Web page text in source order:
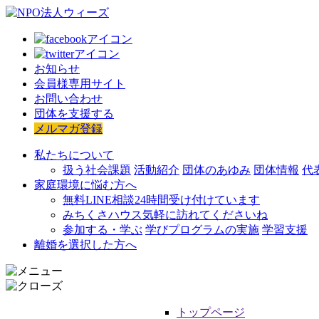
お知らせ
会員様専用サイト
お問い合わせ
団体を支援する
メルマガ登録
私たちについて
扱う社会課題 活動紹介 団体のあゆみ 団体情報 代
家庭環境に悩む方へ
無料LINE相談24時間受け付けています
みちくさハウス気軽に訪れてくださいね
参加する・学ぶ 学びプログラムの実施 学習支援
離婚を選択した方へ
トップページ